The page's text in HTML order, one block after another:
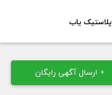
پلاستیک یاب
+ ارسال آگهی رایگان